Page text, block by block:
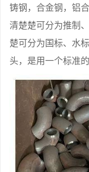
铸钢，合金钢，铝
清楚楚可分为推制
楚可分为国标、水
头，是用一个标准